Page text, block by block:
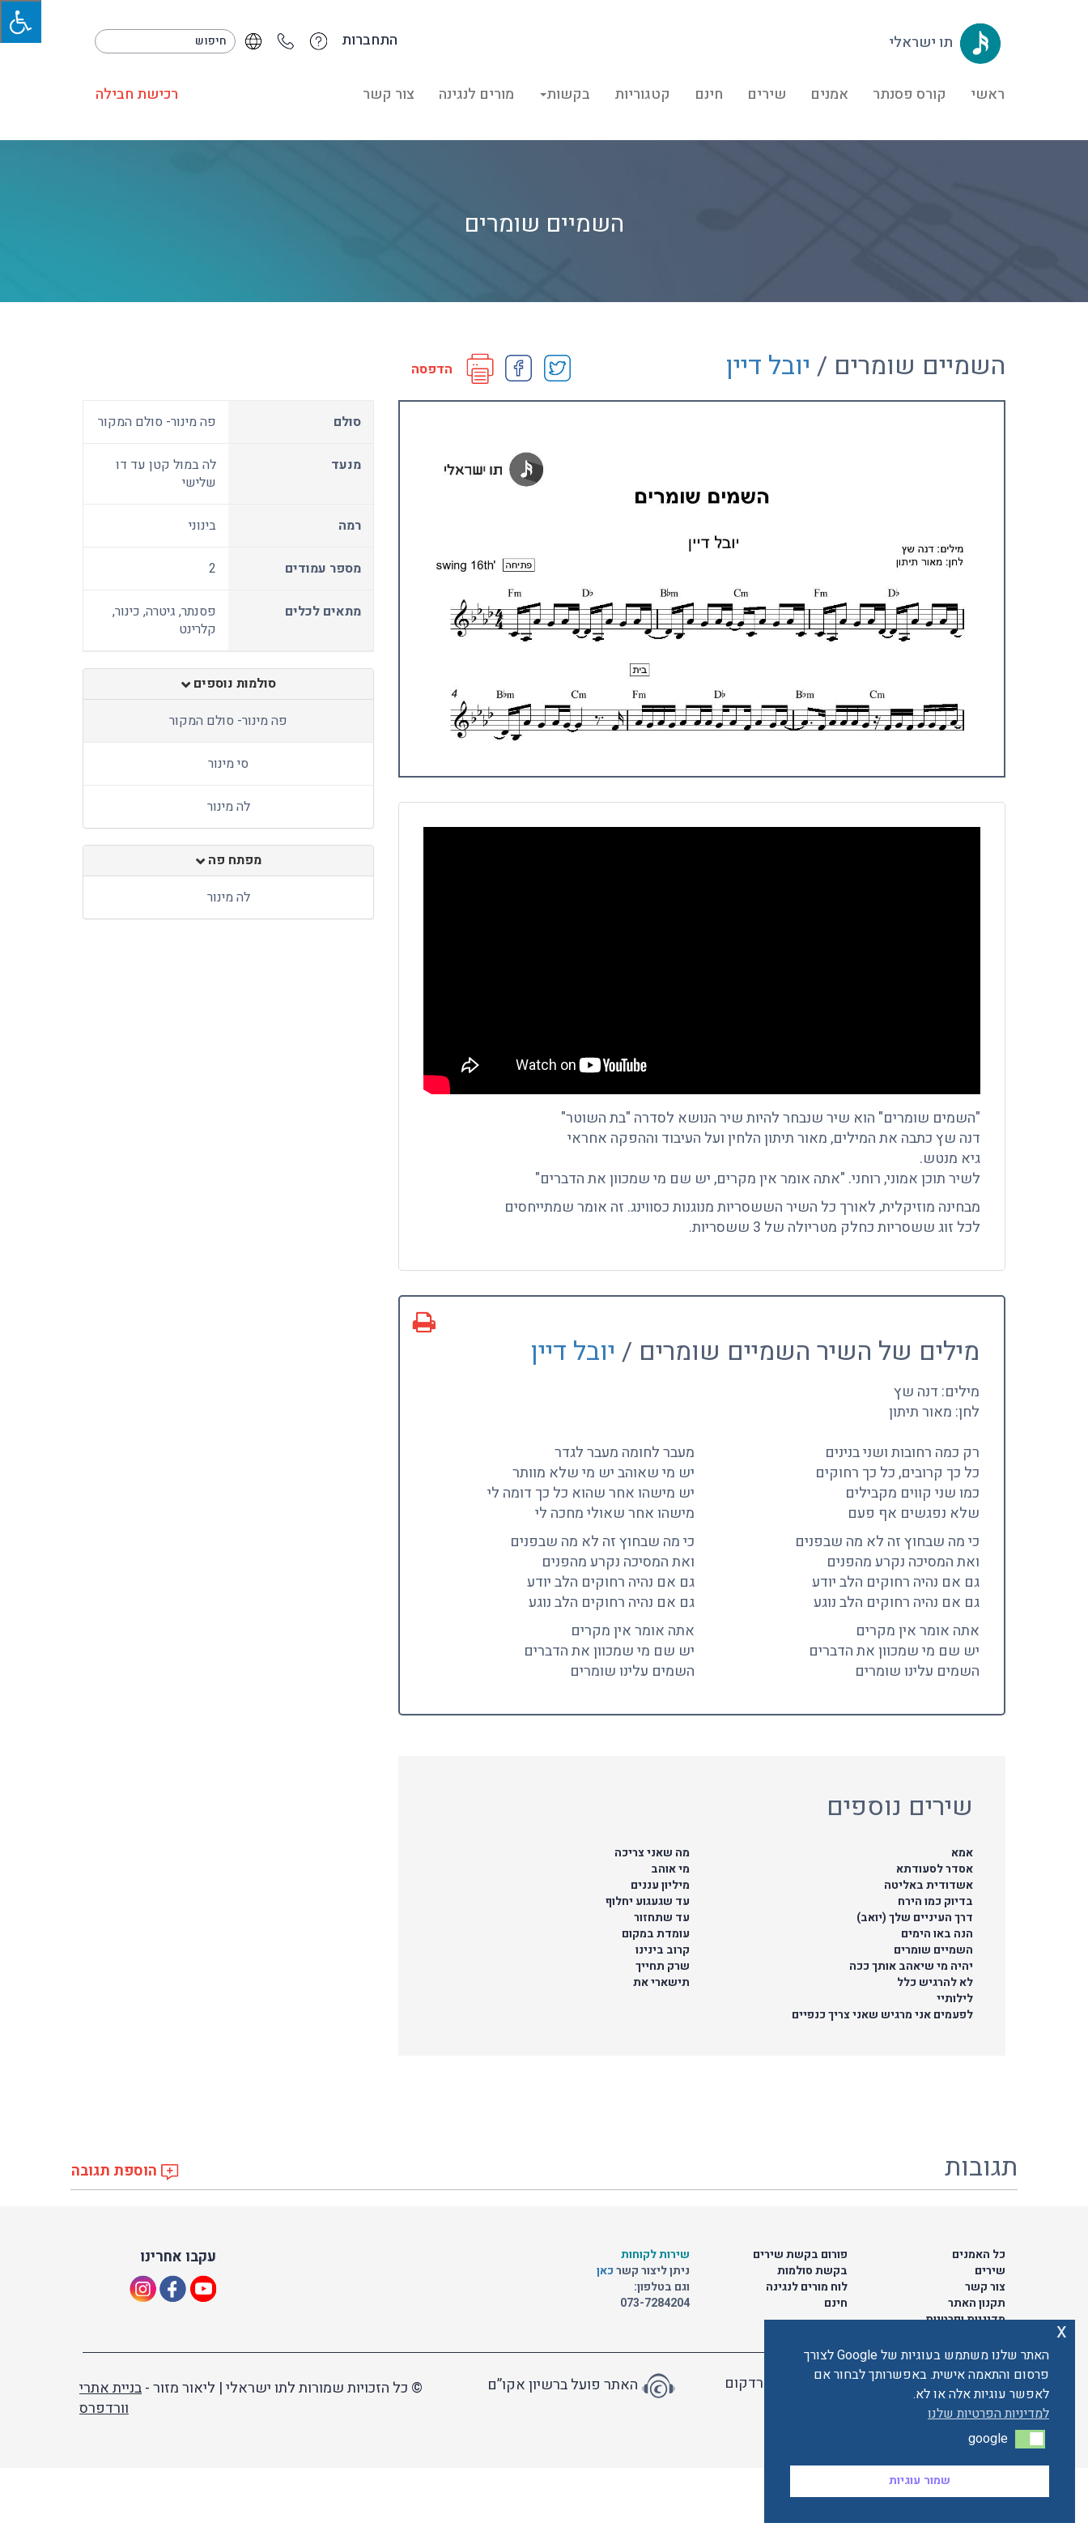
התחברות תו ישראלי
ראשי קורס פסנתר אמנים שירים חינם קטגוריות בקשות מורים לנגינה צור קשר רכישת חבילה
השמיים שומרים
השמיים שומרים / יובל דיין הדפסה
סולם פה מינור- סולם המקור
מנעד
לה במול קטן עד דו
שלישי
רמה בינוני
מספר עמודים 2
מתאים לכלים
פסנתר, גיטרה, כינור,
קלרינט
סולמות נוספים
פה מינור- סולם המקור
סי מינור
לה מינור
מפתח פה
לה מינור
"השמים שומרים" הוא שיר שנבחר להיות שיר הנושא לסדרה "בת השוטר"
דנה שץ כתבה את המילים, מאור תיתון הלחין ועל העיבוד וההפקה אחראי
גיא מנטש.
לשיר תוכן אמוני, רוחני. "אתה אומר אין מקרים, יש שם מי שמכוון את הדברים"
מבחינה מוזיקלית, לאורך כל השיר הששסריות מנוגנות כסווינג. זה אומר שמתייחסים
לכל זוג ששסריות כחלק מטריולה של 3 ששסריות.
מילים של השיר השמיים שומרים / יובל דיין
מילים: דנה שץ
לחן: מאור תיתון
רק כמה רחובות ושני בנינים
כל כך קרובים, כל כך רחוקים
כמו שני קווים מקבילים
שלא נפגשים אף פעם
כי מה שבחוץ זה לא מה שבפנים
ואת המסיכה נקרע מהפנים
גם אם נהיה רחוקים הלב יודע
גם אם נהיה רחוקים הלב נוגע
אתה אומר אין מקרים
יש שם מי שמכוון את הדברים
השמים עלינו שומרים
מעבר לחומה מעבר לגדר
יש מי שאוהב יש מי שלא מוותר
יש מישהו אחר שהוא כל כך דומה לי
מישהו אחר שאולי מחכה לי
כי מה שבחוץ זה לא מה שבפנים
ואת המסיכה נקרע מהפנים
גם אם נהיה רחוקים הלב יודע
גם אם נהיה רחוקים הלב נוגע
אתה אומר אין מקרים
יש שם מי שמכוון את הדברים
השמים עלינו שומרים
שירים נוספים
מה שאני צריכה
מי אוהב
מיליון עננים
עד שגעגוע יחלוף
עד שתחזור
עומדת במקום
קרוב בינינו
שרק תחייך
תישארי את
אמא
אסדר לסעודתא
אשדודית באליטה
בדיוק כמו הירח
דרך העיניים שלך (יואב)
הנה באו הימים
השמיים שומרים
יהיה מי שיאהב אותך ככה
לא להרגיש כלל
לילותיי
לפעמים אני מרגיש שאני צריך כנפיים
תגובות הוספת תגובה
עקבו אחרינו
שירות לקוחות
ניתן ליצור קשרכאן
וגם בטלפון:
073-7284204
פורום בקשת שירים
בקשת סולמות
לוח מורים לנגינה
חינם
כל האמנים
שירים
צור קשר
תקנון האתר
מדיניות ופרטיות
© כל הזכויות שמורות לתו ישראלי | ליאור מזור -בניית אתרי
וורדפרס
האתר פועל ברשיון אקו”ם האתר מאובטח ע"י קארדקום
האתר שלנו משתמש בעוגיות של Google לצורך
פרסום והתאמה אישית. באפשרותך לבחור אם
לאפשר עוגיות אלה או לא.
למדיניות הפרטיות שלנו
google
google
שמור עוגיות
x